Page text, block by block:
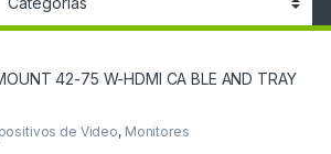
42-75 W-HDMI CA BLE AND TRAY
de Video, Monitores